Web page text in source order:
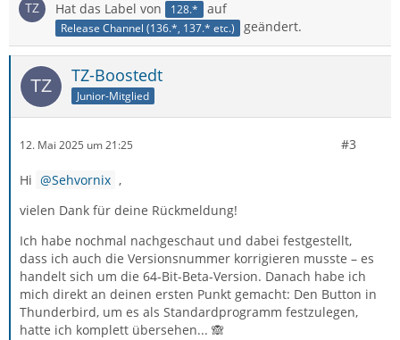
Hat das Label von 128.* auf
Release Channel (136.*, 137.* etc.) geändert.
TZ-Boostedt
Junior-Mitglied
12. Mai 2025 um 21:25 #3
Hi Sehvornix ,
vielen Dank für deine Rückmeldung!
Ich habe nochmal nachgeschaut und dabei festgestellt,
dass ich auch die Versionsnummer korrigieren musste – es
handelt sich um die 64-Bit-Beta-Version. Danach habe ich
mich direkt an deinen ersten Punkt gemacht: Den Button in
Thunderbird, um es als Standardprogramm festzulegen,
hatte ich komplett übersehen... 🙈